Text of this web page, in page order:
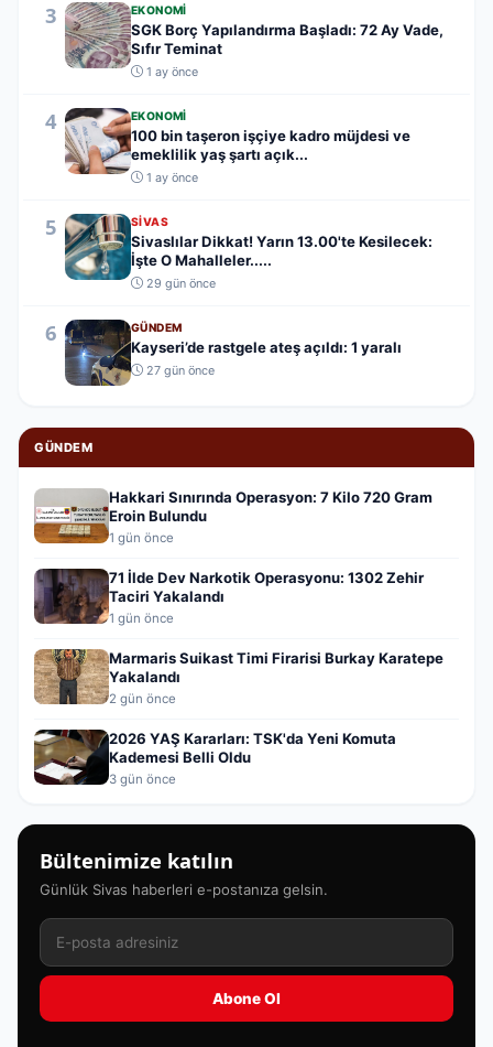
3 EKONOMI
SGK Borç Yapılandırma Başladı: 72 Ay Vade,
Sıfır Teminat
1 ay önce
4 EKONOMI
100 bin taşeron işçiye kadro müjdesi ve
emeklilik yaş şartı açık...
1 ay önce
5 SIVAS
Sivaslılar Dikkat! Yarın 13.00'te Kesilecek:
İşte O Mahalleler.....
29 gün önce
6 GÜNDEM
Kayseri’de rastgele ateş açıldı: 1 yaralı
27 gün önce
GÜNDEM
Hakkari Sınırında Operasyon: 7 Kilo 720 Gram
Eroin Bulundu
1 gün önce
71 İlde Dev Narkotik Operasyonu: 1302 Zehir
Taciri Yakalandı
1 gün önce
Marmaris Suikast Timi Firarisi Burkay Karatepe
Yakalandı
2 gün önce
2026 YAŞ Kararları: TSK'da Yeni Komuta
Kademesi Belli Oldu
3 gün önce
Bültenimize katılın
Günlük Sivas haberleri e-postanıza gelsin.
Abone Ol